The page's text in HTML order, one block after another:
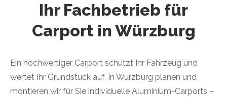
Ihr Fachbetrieb für
Carport in Würzburg
Ein hochwertiger Carport schützt Ihr Fahrzeug und
wertet Ihr Grundstück auf. In Würzburg planen und
montieren wir für Sie individuelle Aluminium-Carports –